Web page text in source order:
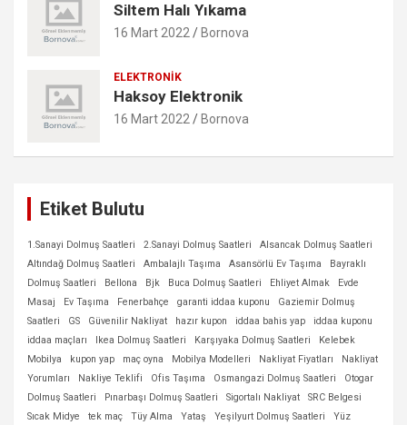
Siltem Halı Yıkama
16 Mart 2022 Bornova
ELEKTRONIK
Haksoy Elektronik
16 Mart 2022 Bornova
Etiket Bulutu
1.Sanayi Dolmuş Saatleri 2.Sanayi Dolmuş Saatleri
Alsancak Dolmuş Saatleri
Altındağ Dolmuş Saatleri
Ambalajlı Taşıma Asansörlü Ev Taşıma
Bayraklı
Dolmuş Saatleri
Bellona Bjk Buca Dolmuş Saatleri Ehliyet Almak
Evde
Masaj
Ev Taşıma Fenerbahçe garanti iddaa kuponu
Gaziemir Dolmuş
Saatleri
GS Güvenilir Nakliyat hazır kupon iddaa bahis yap
iddaa kuponu
iddaa maçları
Ikea Dolmuş Saatleri Karşıyaka Dolmuş Saatleri
Kelebek
Mobilya
kupon yap maç oyna Mobilya Modelleri Nakliyat Fiyatları
Nakliyat
Yorumları
Nakliye Teklifi Ofis Taşıma Osmangazi Dolmuş Saatleri
Otogar
Dolmuş Saatleri
Pınarbaşı Dolmuş Saatleri Sigortalı Nakliyat
SRC Belgesi
Sıcak Midye
tek maç Tüy Alma Yataş Yeşilyurt Dolmuş Saatleri
Yüz